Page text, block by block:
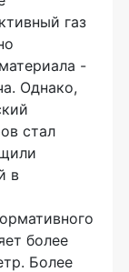
газ
-
Однако,
стал
в
более
Более